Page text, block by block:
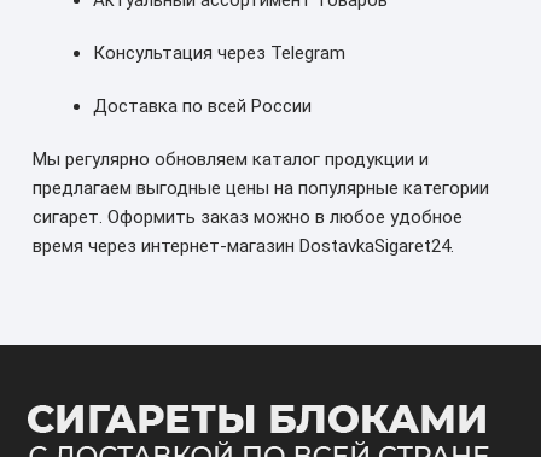
Консультация через Telegram
Доставка по всей России
Мы регулярно обновляем каталог продукции и
предлагаем выгодные цены на популярные категории
сигарет. Оформить заказ можно в любое удобное
время через интернет-магазин DostavkaSigaret24.